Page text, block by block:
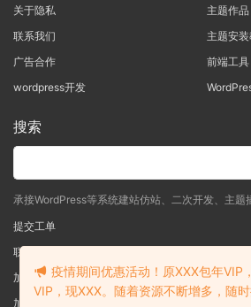
关于隐私
联系我们
广告合作
wordpress开发
主题作品
主题安
前端工具
搜索
承接WordPress等系统建站仿站、二次开发、主题
提交工单
联系客服
加入QQ一群（验证: mobantu）
加入QQ二群
疫情期间优惠活动！原XXX包年VIP
VIP，现XXX。随着资源不断增多，随